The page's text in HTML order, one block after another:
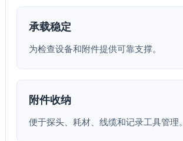
承载稳定
为检查设备和附件提供可靠支撑。
附件收纳
便于探头、耗材、线缆和记录工具管理。